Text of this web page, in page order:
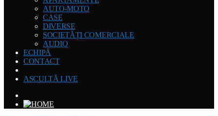
AUTO-MOTO
CASE
DIVERSE
SOCIETĂȚI COMERCIALE
AUDIO
ECHIPĂ
CONTACT
ASCULTĂ LIVE